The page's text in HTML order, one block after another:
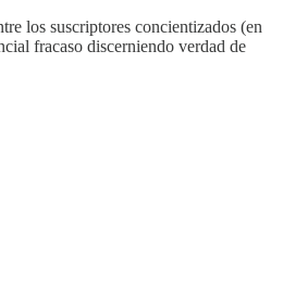
los suscriptores concientizados (en
fracaso discerniendo verdad de